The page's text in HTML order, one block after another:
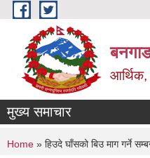
Skip to main content
आर्थिक,
मुख्य समाचार
You are here
Home » हिउदे घाँसको‍ बिउ माग गर्ने